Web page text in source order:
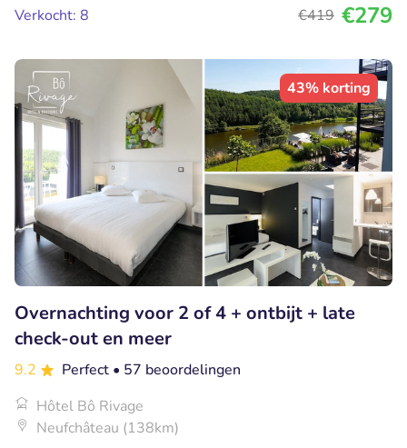
Verkocht: 8
€419 €279
43% korting
Overnachting voor 2 of 4 + ontbijt + late
check-out en meer
9.2 Perfect • 57 beoordelingen
Hôtel Bô Rivage
Neufchâteau (138km)